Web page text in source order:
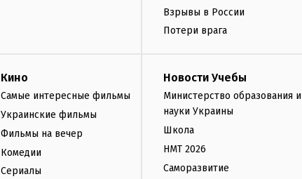
Взрывы в России
Потери врага
Кино
Самые интересные фильмы
Украинские фильмы
Фильмы на вечер
Комедии
Сериалы
Новости Учебы
Министерство образования и
науки Украины
Школа
НМТ 2026
Саморазвитие